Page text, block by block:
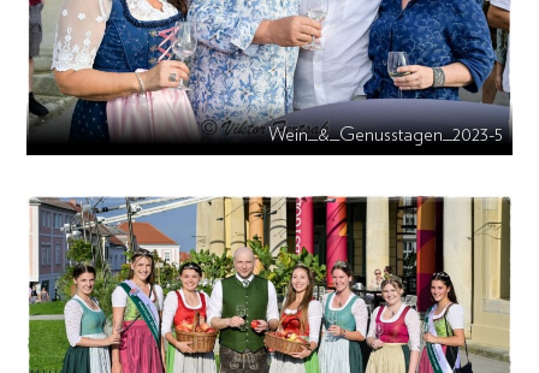
Wein_&_Genusstagen_2023-5